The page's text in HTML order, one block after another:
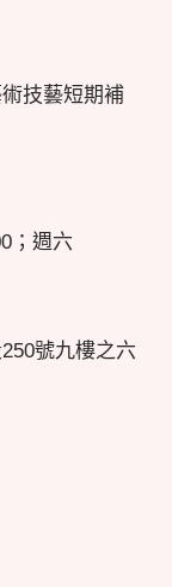
技藝短期補
；週六
號九樓之六